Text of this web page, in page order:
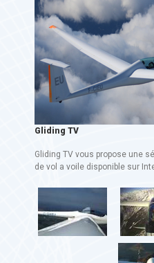
Gliding TV
Gliding TV vous propose une
de vol a voile disponible sur